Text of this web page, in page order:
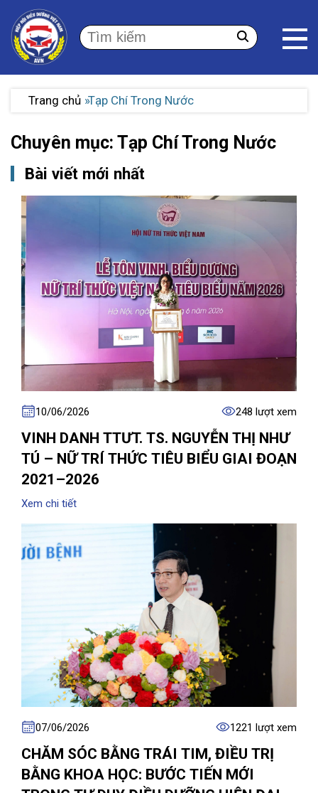
Trang chủ Tạp Chí Trong Nước
Chuyên mục: Tạp Chí Trong Nước
Bài viết mới nhất
10/06/2026 248 lượt xem
VINH DANH TTƯT. TS. NGUYỄN THỊ NHƯ
TÚ – NỮ TRÍ THỨC TIÊU BIỂU GIAI ĐOẠN
2021–2026
Xem chi tiết
07/06/2026 1221 lượt xem
CHĂM SÓC BẰNG TRÁI TIM, ĐIỀU TRỊ
BẰNG KHOA HỌC: BƯỚC TIẾN MỚI